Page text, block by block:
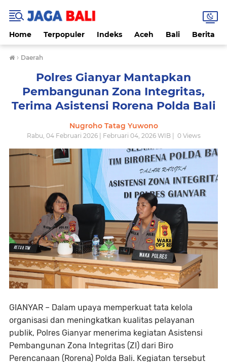
Home Terpopuler Indeks Aceh Bali Berita
› Daerah
Polres Gianyar Mantapkan
Pembangunan Zona Integritas,
Terima Asistensi Rorena Polda Bali
Nugroho Tatag Yuwono
Rabu, 04 Februari 2026 | Februari 04, 2026 WIB | 0Views
GIANYAR – Dalam upaya memperkuat tata kelola
organisasi dan meningkatkan kualitas pelayanan
publik, Polres Gianyar menerima kegiatan Asistensi
Pembangunan Zona Integritas (ZI) dari Biro
Perencanaan (Rorena) Polda Bali. Kegiatan tersebut